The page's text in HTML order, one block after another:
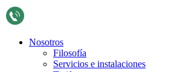
Nosotros
Filosofía
Servicios e instalaciones